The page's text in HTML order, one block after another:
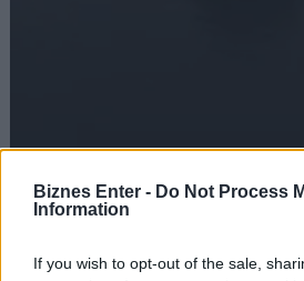
Biznes Enter - Do Not Process
Information
If you wish to opt-out of the sale,
Mamy w końcu potwierdzenie.
się od ropy Putina
Jeszcze w ubiegłym roku indyjskie porty były